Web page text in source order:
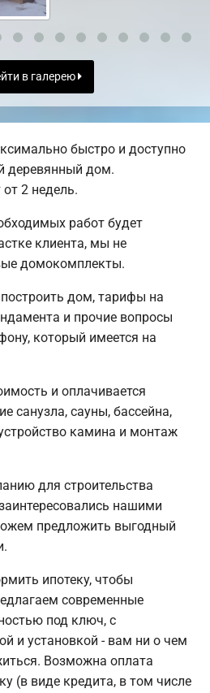
в галерею
быстро и доступно
деревянный дом.
2 недель.
работ будет
клиента, мы не
домокомплекты.
дом, тарифы на
и прочие вопросы
который имеется на
и оплачивается
санузла, сауны, бассейна,
камина и монтаж
для строительства
нашими
предложить выгодный
ипотеку, чтобы
современные
под ключ, с
и установкой - вам ни о чем
Возможна оплата
(в виде кредита, в том числе